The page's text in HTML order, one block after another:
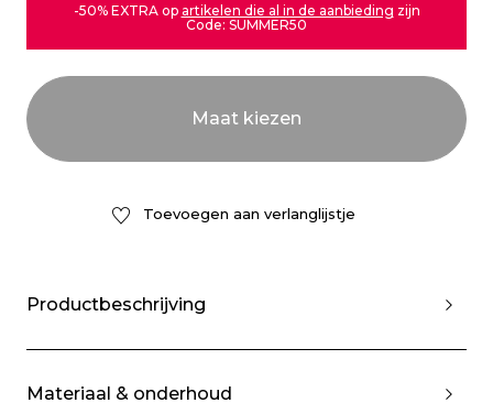
-50% EXTRA op artikelen die al in de aanbieding zijn
Code: SUMMER50
Toevoegen aan verlanglijstje
Productbeschrijving
Materiaal & onderhoud